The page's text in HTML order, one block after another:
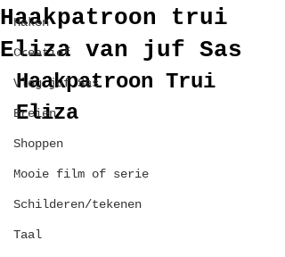
Haken
Creatief
Vlog juf Sas
Breien
Shoppen
Mooie film of serie
Schilderen/tekenen
Taal
Haakpatroon trui
Eliza van juf Sas
Haakpatroon Trui
Eliza